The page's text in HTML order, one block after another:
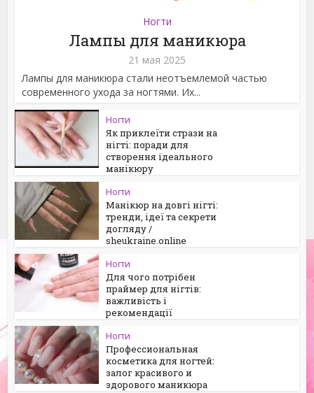
Ногти
Лампы для маникюра
21 мая 2025
Лампы для маникюра стали неотъемлемой частью
современного ухода за ногтями. Их...
Ногти
Як приклеїти стрази на
нігті: поради для
створення ідеального
манікюру
Ногти
Манікюр на довгі нігті:
тренди, ідеї та секрети
догляду /
sheukraine.online
Ногти
Для чого потрібен
праймер для нігтів:
важливість і
рекомендації
Ногти
Профессиональная
косметика для ногтей:
залог красивого и
здорового маникюра